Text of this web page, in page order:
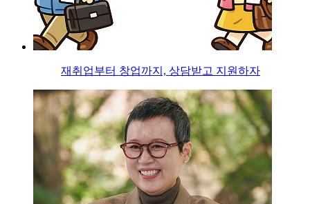
재취업부터 창업까지, 상담받고 지원하자